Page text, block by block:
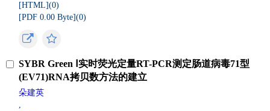
[HTML](0)
[PDF 0.00 Byte](0)
SYBR Green Ⅰ实时荧光定量RT-PCR测定肠道病毒71型
(EV71)RNA拷贝数方法的建立
朵建英
,